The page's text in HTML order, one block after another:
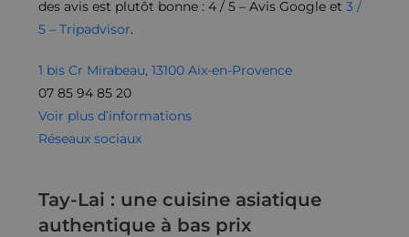
des avis est plutôt bonne : 4 / 5 – Avis Google et3 /
5 – Tripadvisor.
1 bis Cr Mirabeau, 13100 Aix-en-Provence
07 85 94 85 20
Voir plus d’informations
Réseaux sociaux
Tay-Lai : une cuisine asiatique
authentique à bas prix